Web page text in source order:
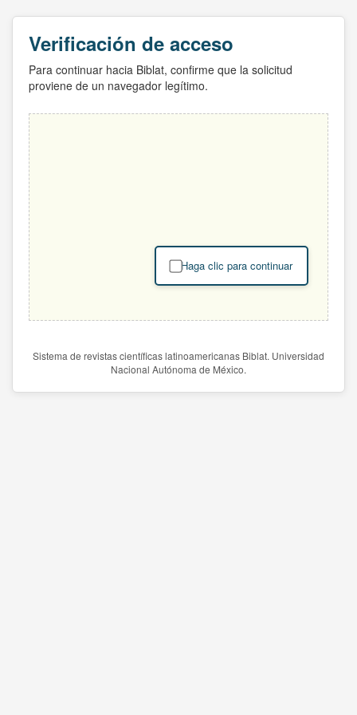
Verificación de acceso
Para continuar hacia Biblat, confirme que la solicitud
proviene de un navegador legítimo.
Haga clic para continuar
Sistema de revistas científicas latinoamericanas Biblat. Universidad
Nacional Autónoma de México.